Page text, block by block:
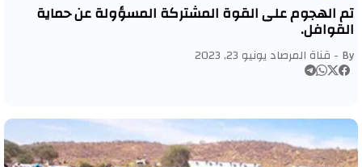
تم الهجوم على القوة المشتركة المسؤولة عن حماية
القوافل.
By - قناة المرصاديونيو 23, 2023